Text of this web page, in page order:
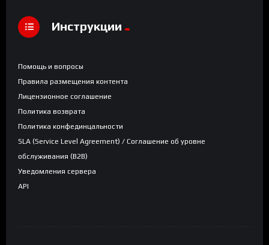
Инструкции
Помощь и вопросы
Правила размещения контента
Лицензионное соглашение
Политика возврата
Политика конфединцальности
SLA (Service Level Agreement) / Соглашение об уровне
обслуживания (B2B)
Уведомления сервера
API